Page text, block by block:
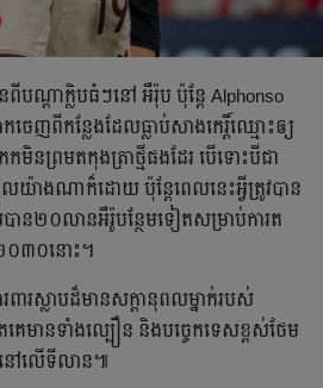
ន​ពី​បណ្ដា​ក្លិប​ធំ​ៗ​នៅ អឺរ៉ុប ប៉ុន្តែ​ Alphonso
េញ​ពី​កន្លែង​ដែល​​ធ្លាប់​សាង​កេរ្តិ៍ឈ្មោះ​ឲ្យ​
ក​មិន​​ព្រម​ត​កុង​ត្រា​ថ្មី​ផងដែរ​ បើ​ទោះ​បី​ជា
យ៉ាង​ណា​ក៏​ដោយ ប៉ុន្តែ​ពេល​នេះ​អ្វី​ត្រូវ​បាន​
ាន​២០លាន​អឺរ៉ូ​បន្ថែម​ទៀត​សម្រាប់​ការ​ត​
២០៣០​នោះ​។
ពារ​ស្លាប​ដ៏​មាន​សក្ដានុពល​ម្នាក់​របស់
គេ​មាន​ទាំង​ល្បឿន​ និង​បច្ចេកទេស​ខ្ពស់​ថែម​
ៅ​លើ​ទីលាន​៕